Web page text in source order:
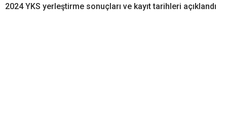
2024 YKS yerleştirme sonuçları ve kayıt tarihleri açıklandı